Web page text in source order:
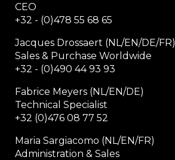
CEO
+32 - (0)478 55 68 65
Jacques Drossaert (NL/EN/DE/FR)
Sales & Purchase Worldwide
+32 - (0)490 44 93 93
Fabrice Meyers (NL/EN/DE)
Technical Specialist
+32 (0)476 08 77 52
Maria Sargiacomo (NL/EN/FR)
Administration & Sales